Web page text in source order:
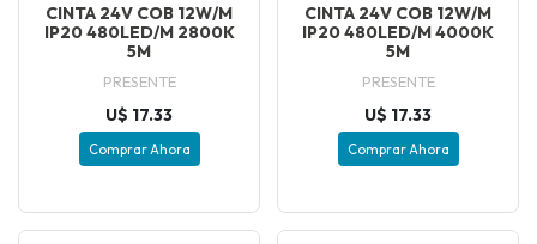
CINTA 24V COB 12W/M
IP20 480LED/M 2800K
5M
PRESENTE
U$ 17.33
Comprar Ahora
CINTA 24V COB 12W/M
IP20 480LED/M 4000K
5M
PRESENTE
U$ 17.33
Comprar Ahora